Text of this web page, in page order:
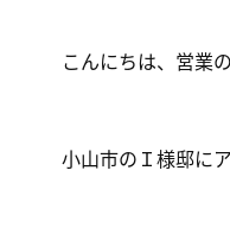
こんにちは、営業
小山市のＩ様邸に